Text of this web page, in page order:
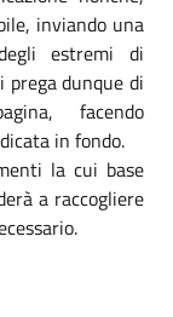
inviando una
estremi di
dunque di
facendo
in fondo.
la cui base
a raccogliere